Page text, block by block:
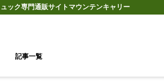
ック専門通販サイトマウンテンキャリー
記事一覧